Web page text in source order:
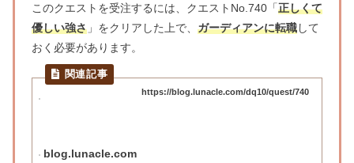
このクエストを受注するには、クエストNo.740「正しくて
優しい強さ 」をクリアした上で、 ガーディアンに転職して
おく必要があります。
https://blog.lunacle.com/dq10/quest/740
blog.lunacle.com